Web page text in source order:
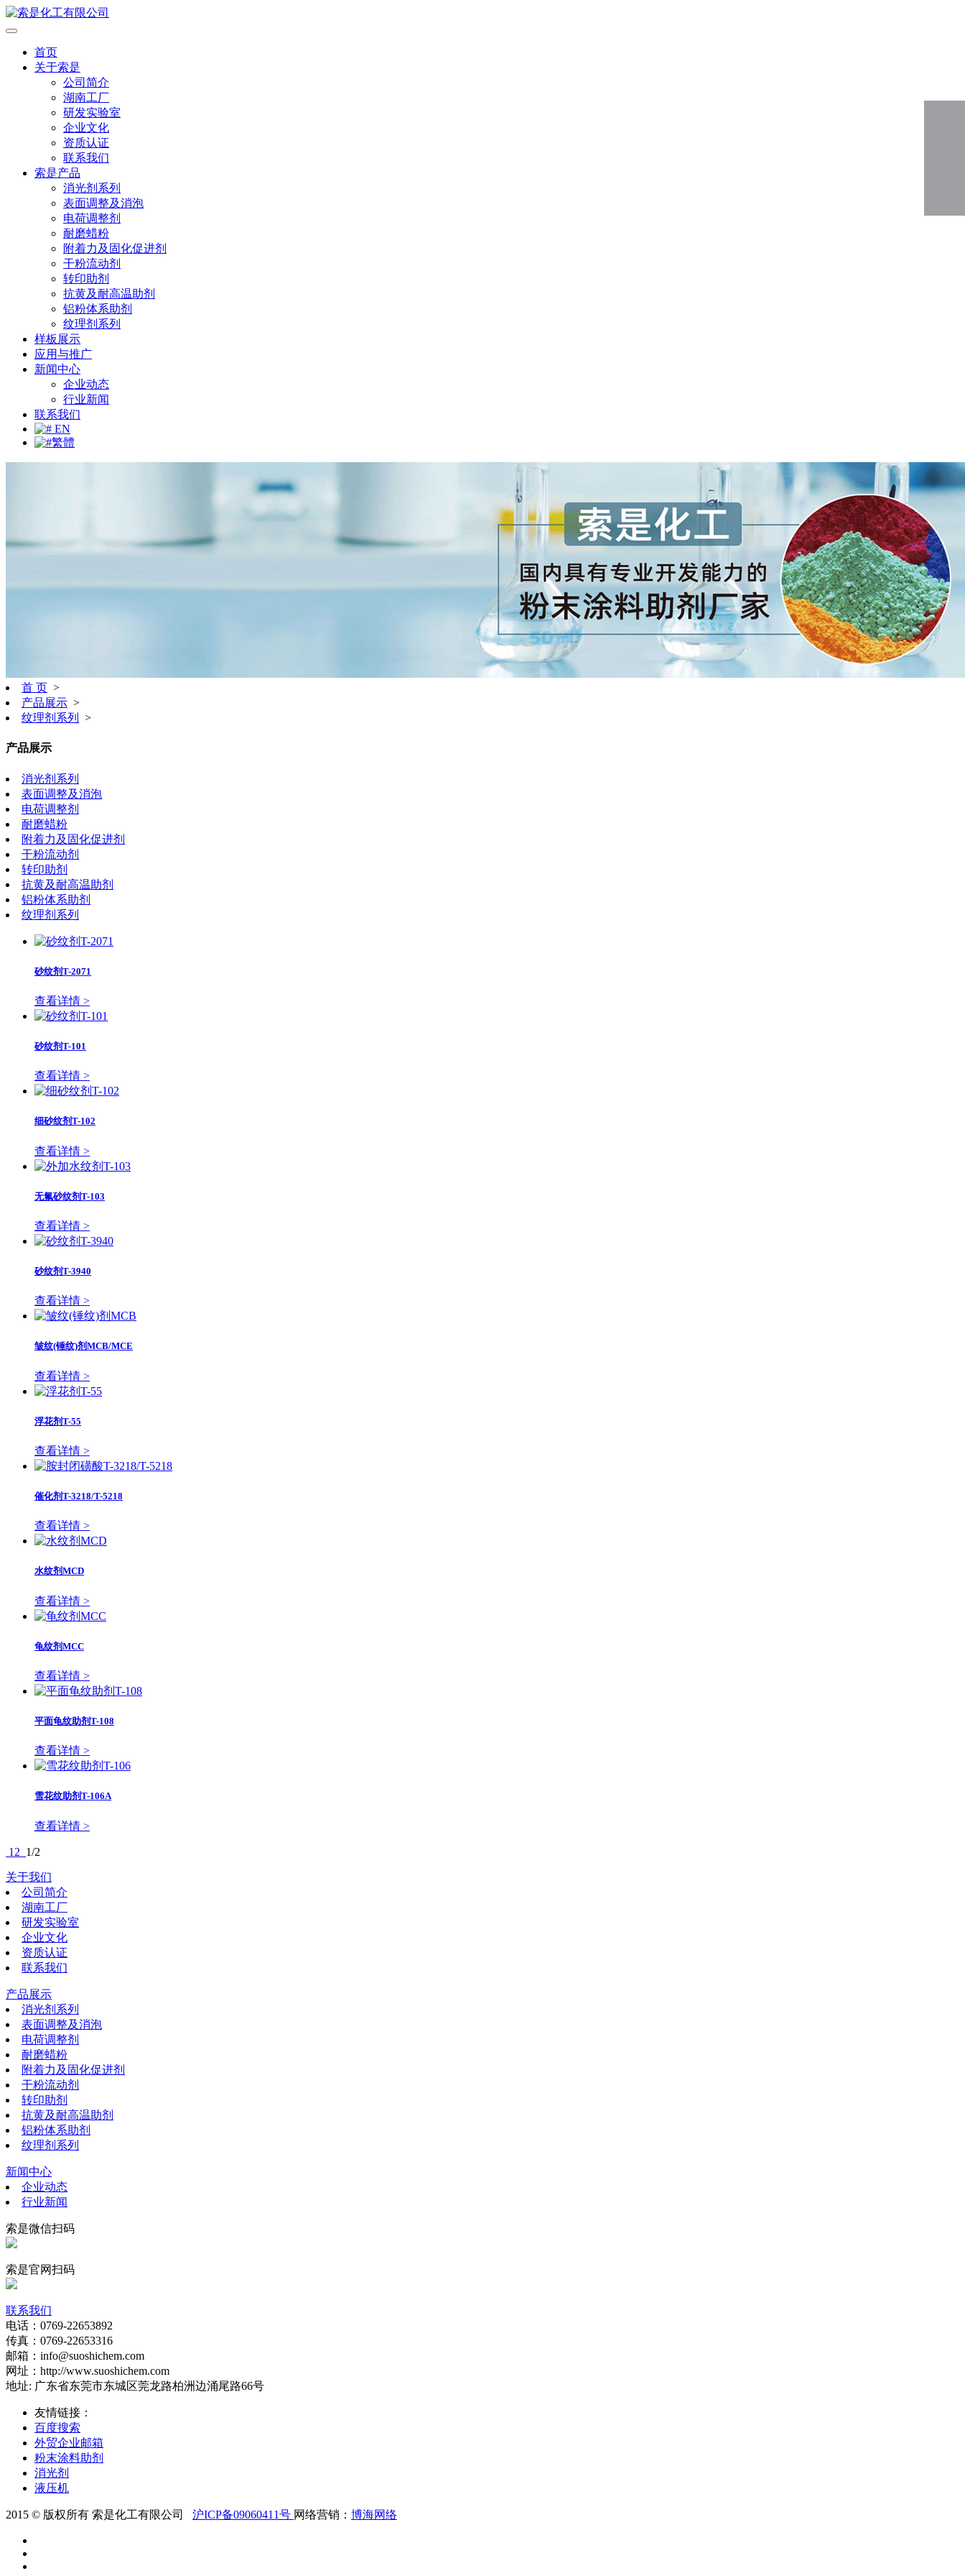
首页
关于索是
公司简介
湖南工厂
研发实验室
企业文化
资质认证
联系我们
索是产品
消光剂系列
表面调整及消泡
电荷调整剂
耐磨蜡粉
附着力及固化促进剂
干粉流动剂
转印助剂
抗黄及耐高温助剂
铝粉体系助剂
纹理剂系列
样板展示
应用与推广
新闻中心
企业动态
行业新闻
联系我们
EN
繁體
首 页 >
产品展示 >
纹理剂系列
>
产品展示
消光剂系列
表面调整及消泡
电荷调整剂
耐磨蜡粉
附着力及固化促进剂
干粉流动剂
转印助剂
抗黄及耐高温助剂
铝粉体系助剂
纹理剂系列
砂纹剂T-2071
查看详情 >
砂纹剂T-101
查看详情 >
细砂纹剂T-102
查看详情 >
无氟砂纹剂T-103
查看详情 >
砂纹剂T-3940
查看详情 >
皱纹(锤纹)剂MCB/MCE
查看详情 >
浮花剂T-55
查看详情 >
催化剂T-3218/T-5218
查看详情 >
水纹剂MCD
查看详情 >
龟纹剂MCC
查看详情 >
平面龟纹助剂T-108
查看详情 >
雪花纹助剂T-106A
查看详情 >
1 2 1/2
关于我们
公司简介
湖南工厂
研发实验室
企业文化
资质认证
联系我们
产品展示
消光剂系列
表面调整及消泡
电荷调整剂
耐磨蜡粉
附着力及固化促进剂
干粉流动剂
转印助剂
抗黄及耐高温助剂
铝粉体系助剂
纹理剂系列
新闻中心
企业动态
行业新闻
索是微信扫码
索是官网扫码
联系我们
电话：0769-22653892
传真：0769-22653316
邮箱：info@suoshichem.com
网址：http://www.suoshichem.com
地址: 广东省东莞市东城区莞龙路柏洲边涌尾路66号
友情链接：
百度搜索
外贸企业邮箱
粉末涂料助剂
消光剂
液压机
2015 © 版权所有 索是化工有限公司 沪ICP备09060411号 网络营销： 博海网络